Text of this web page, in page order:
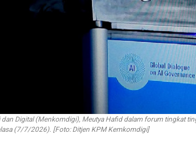
Digital (Menkomdigi), Meutya Hafid dalam forum tingkat
(7/7/2026). [Foto: Ditjen KPM Kemkomdigi]